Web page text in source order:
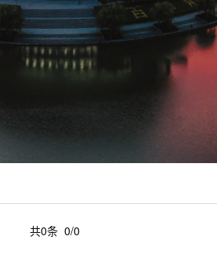
共0条 0/0